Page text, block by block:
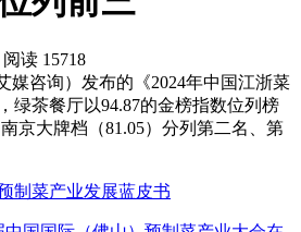
阅读 15718
媒咨询）发布的《2024年中国江浙菜
绿茶餐厅以94.87的金榜指数位列榜
京大牌档（81.05）分列第二名、第
制菜产业发展蓝皮书